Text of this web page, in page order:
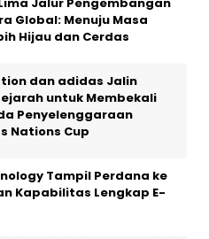
Jalur Pengembangan
Global: Menuju Masa
Hijau dan Cerdas
dan adidas Jalin
untuk Membekali
Penyelenggaraan
Nations Cup
Tampil Perdana ke
Kapabilitas Lengkap E-